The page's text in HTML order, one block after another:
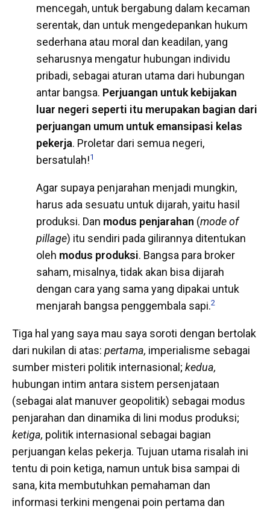
mencegah, untuk bergabung dalam kecaman
serentak, dan untuk mengedepankan hukum
sederhana atau moral dan keadilan, yang
seharusnya mengatur hubungan individu
pribadi, sebagai aturan utama dari hubungan
antar bangsa. Perjuangan untuk kebijakan
luar negeri seperti itu merupakan bagian dari
perjuangan umum untuk emansipasi kelas
pekerja. Proletar dari semua negeri,
bersatulah!1
Agar supaya penjarahan menjadi mungkin,
harus ada sesuatu untuk dijarah, yaitu hasil
produksi. Dan modus penjarahan (mode of
pillage) itu sendiri pada gilirannya ditentukan
oleh modus produksi. Bangsa para broker
saham, misalnya, tidak akan bisa dijarah
dengan cara yang sama yang dipakai untuk
menjarah bangsa penggembala sapi.2
Tiga hal yang saya mau saya soroti dengan bertolak
dari nukilan di atas: pertama, imperialisme sebagai
sumber misteri politik internasional; kedua,
hubungan intim antara sistem persenjataan
(sebagai alat manuver geopolitik) sebagai modus
penjarahan dan dinamika di lini modus produksi;
ketiga, politik internasional sebagai bagian
perjuangan kelas pekerja. Tujuan utama risalah ini
tentu di poin ketiga, namun untuk bisa sampai di
sana, kita membutuhkan pemahaman dan
informasi terkini mengenai poin pertama dan